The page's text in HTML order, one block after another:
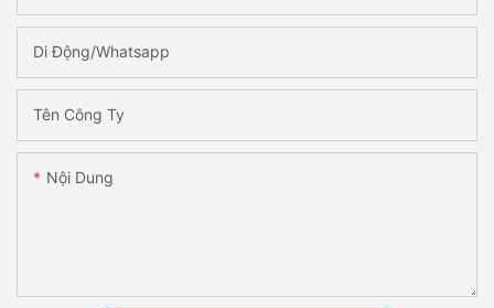
Di Động/Whatsapp
Tên Công Ty
Nội Dung